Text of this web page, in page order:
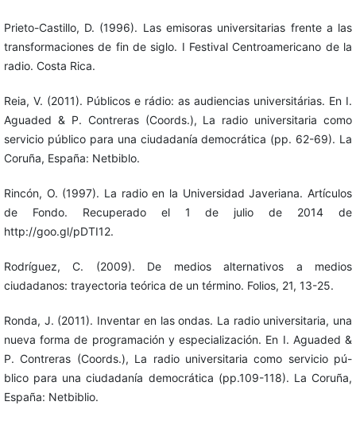
Prieto-Castillo, D. (1996). Las emisoras universitarias frente a las
transformaciones de fin de siglo. I Festival Centroamericano de la
radio. Costa Rica.
Reia, V. (2011). Públicos e rádio: as audiencias universitárias. En I.
Aguaded & P. Contreras (Coords.), La radio universitaria como
servicio público para una ciudadanía democrática (pp. 62-69). La
Coruña, España: Netbiblo.
Rincón, O. (1997). La radio en la Universidad Javeriana. Artículos
de Fondo. Recuperado el 1 de julio de 2014 de
http://goo.gl/pDTI12.
Rodríguez, C. (2009). De medios alternativos a medios
ciudadanos: trayectoria teórica de un término. Folios, 21, 13-25.
Ronda, J. (2011). Inventar en las ondas. La radio universitaria, una
nueva forma de programación y especialización. En I. Aguaded &
P. Contreras (Coords.), La radio universitaria como servicio pú-
blico para una ciudadanía democrática (pp.109-118). La Coruña,
España: Netbiblio.